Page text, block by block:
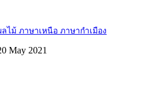
ลไม้ ภาษาเหนือ ภาษากำเมือง
May 2021